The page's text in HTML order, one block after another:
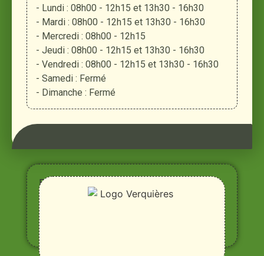
- Lundi : 08h00 - 12h15 et 13h30 - 16h30
- Mardi : 08h00 - 12h15 et 13h30 - 16h30
- Mercredi : 08h00 - 12h15
- Jeudi : 08h00 - 12h15 et 13h30 - 16h30
- Vendredi : 08h00 - 12h15 et 13h30 - 16h30
- Samedi : Fermé
- Dimanche : Fermé
Entre
Rhône,
Alpilles
et
Durance